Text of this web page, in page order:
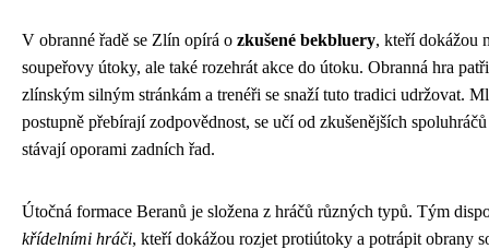
V obranné řadě se Zlín opírá o zkušené bekbluery, kteří dokážou
soupeřovy útoky, ale také rozehrát akce do útoku. Obranná hra
zlínským silným stránkám a trenéři se snaží tuto tradici udržovat.
postupně přebírají zodpovědnost, se učí od zkušenějších
stávají oporami zadních řad.
Útočná formace Beranů je složena z hráčů různých typů. Tým
křídelními hráči, kteří dokážou rozjet protiútoky a potrápit obrany